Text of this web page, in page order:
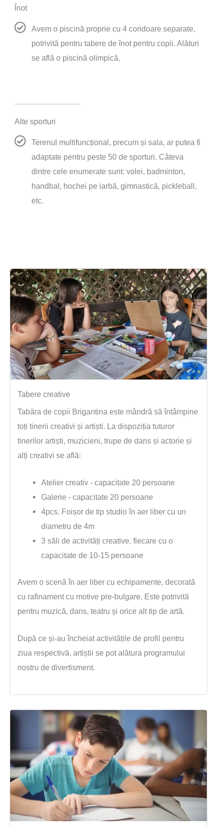
Înot
Avem o piscină proprie cu 4 coridoare separate,
potrivită pentru tabere de înot pentru copii. Alături
se află o piscină olimpică.
Alte sporturi
Terenul multifuncțional, precum și sala, ar putea fi
adaptate pentru peste 50 de sporturi. Câteva
dintre cele enumerate sunt: volei, badminton,
handbal, hochei pe iarbă, gimnastică, pickleball,
etc.
Tabere creative
Tabăra de copii Brigantina este mândră să întâmpine
toți tinerii creativi și artiști. La dispoziția tuturor
tinerilor artiști, muzicieni, trupe de dans și actorie și
alți creativi se află:
Atelier creativ - capacitate 20 persoane
Galerie - capacitate 20 persoane
4pcs. Foișor de tip studio în aer liber cu un
diametru de 4m
3 săli de activități creative, fiecare cu o
capacitate de 10-15 persoane
Avem o scenă în aer liber cu echipamente, decorată
cu rafinament cu motive pre-bulgare. Este potrivită
pentru muzică, dans, teatru și orice alt tip de artă.
După ce și-au încheiat activitățile de profil pentru
ziua respectivă, artiștii se pot alătura programului
nostru de divertisment.